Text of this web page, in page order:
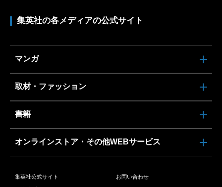
集英社の各メディアの公式サイト
マンガ
取材・ファッション
書籍
オンラインストア・その他WEBサービス
集英社公式サイト お問い合わせ